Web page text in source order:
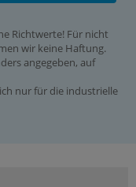
Richtwerte! Für nicht
wir keine Haftung.
angegeben, auf
nur für die industrielle